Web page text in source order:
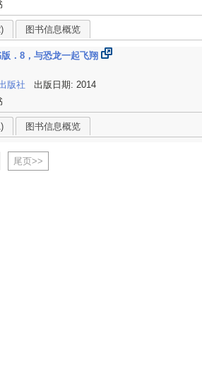
图书信息概览
．8，与恐龙一起飞翔
版社
出版日期: 2014
图书信息概览
尾页>>